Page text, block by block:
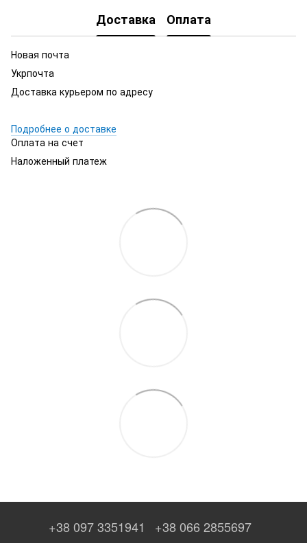
Доставка Оплата
Новая почта
Укрпочта
Доставка курьером по адресу
Подробнее о доставке
Оплата на счет
Наложенный платеж
+38 097 3351941 +38 066 2855697